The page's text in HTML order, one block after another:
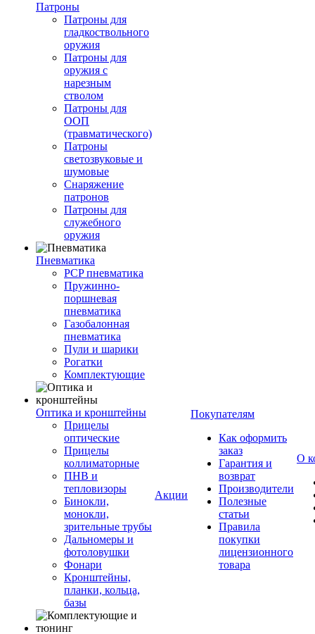
Патроны
Патроны для
гладкоствольного
оружия
Патроны для
оружия с
нарезным
стволом
Патроны для
ООП
(травматического)
Патроны
светозвуковые и
шумовые
Снаряжение
патронов
Патроны для
служебного
оружия
Пневматика
PCP пневматика
Пружинно-
поршневая
пневматика
Газобалонная
пневматика
Пули и шарики
Рогатки
Комплектующие
Оптика и кронштейны
Прицелы
оптические
Прицелы
коллиматорные
ПНВ и
тепловизоры
Бинокли,
монокли,
зрительные трубы
Дальномеры и
фотоловушки
Фонари
Кронштейны,
планки, кольца,
базы
Акции
Покупателям
Как оформить
заказ
Гарантия и
возврат
Производители
Полезные
статьи
Правила
покупки
лицензионного
товара
О